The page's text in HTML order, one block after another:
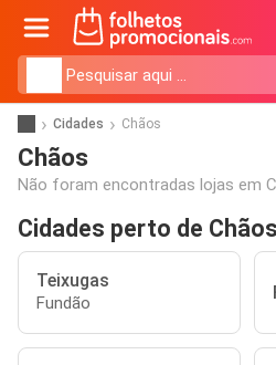
Cidades Chãos
Chãos
Não foram encontradas lojas em
Cidades perto de Chãos
Teixugas
Fundão